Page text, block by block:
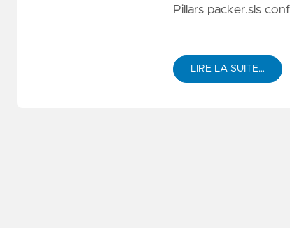
Pillars packer.sls
LIRE LA SUITE…